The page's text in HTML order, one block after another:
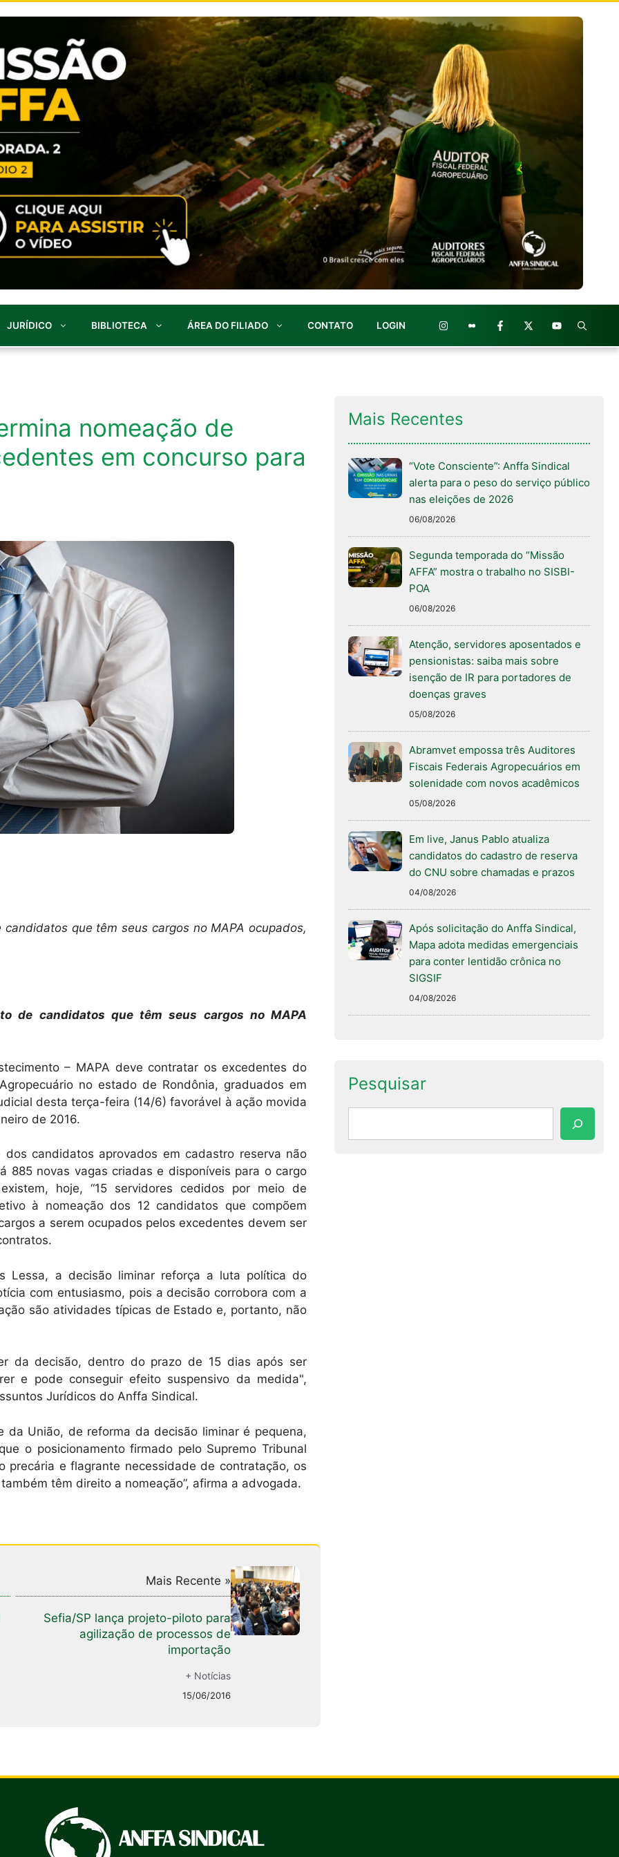
JURÍDICO BIBLIOTECA ÁREA DO FILIADO CONTATO LOGIN
nomeação de
em concurso para
que têm seus cargos no MAPA ocupados,
de candidatos que têm seus cargos no MAPA
– MAPA deve contratar os excedentes do
no estado de Rondônia, graduados em
desta terça-feira (14/6) favorável à ação movida
de 2016.
candidatos aprovados em cadastro reserva não
885 novas vagas criadas e disponíveis para o cargo
hoje, “15 servidores cedidos por meio de
à nomeação dos 12 candidatos que compõem
a serem ocupados pelos excedentes devem ser
Lessa, a decisão liminar reforça a luta política do
com entusiasmo, pois a decisão corrobora com a
são atividades típicas de Estado e, portanto, não
da decisão, dentro do prazo de 15 dias após ser
e pode conseguir efeito suspensivo da medida",
Jurídicos do Anffa Sindical.
União, de reforma da decisão liminar é pequena,
o posicionamento firmado pelo Supremo Tribunal
precária e flagrante necessidade de contratação, os
têm direito a nomeação”, afirma a advogada.
Mais Recente »
Sefia/SP lança projeto-piloto para
agilização de processos de
importação
+ Notícias
15/06/2016
Mais Recentes
“Vote Consciente”: Anffa Sindical
alerta para o peso do serviço público
nas eleições de 2026
06/08/2026
Segunda temporada do “Missão
AFFA” mostra o trabalho no SISBI-
POA
06/08/2026
Atenção, servidores aposentados e
pensionistas: saiba mais sobre
isenção de IR para portadores de
doenças graves
05/08/2026
Abramvet empossa três Auditores
Fiscais Federais Agropecuários em
solenidade com novos acadêmicos
05/08/2026
Em live, Janus Pablo atualiza
candidatos do cadastro de reserva
do CNU sobre chamadas e prazos
04/08/2026
Após solicitação do Anffa Sindical,
Mapa adota medidas emergenciais
para conter lentidão crônica no
SIGSIF
04/08/2026
Pesquisar